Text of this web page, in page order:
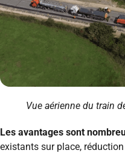
Vue aérienne du train
Les avantages sont
existants sur place,